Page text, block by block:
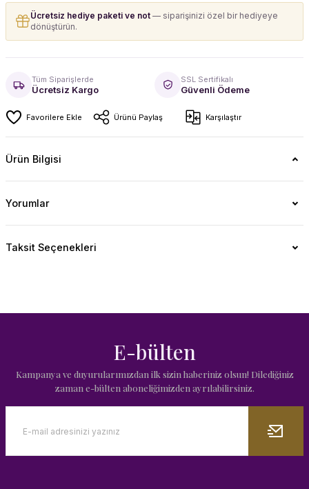
Ücretsiz hediye paketi ve not — siparişinizi özel bir hediyeye
dönüştürün.
Tüm Siparişlerde
Ücretsiz Kargo
SSL Sertifikalı
Güvenli Ödeme
Ürünü Paylaş Karşılaştır
Ürün Bilgisi
Yorumlar
Taksit Seçenekleri
E-bülten
Kampanya ve duyurularımızdan ilk sizin haberiniz olsun! Dilediğiniz
zaman e-bülten aboneliğimizden ayrılabilirsiniz.